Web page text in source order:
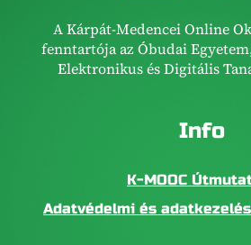
A Kárpát-Medencei Online
fenntartója az Óbudai
Elektronikus és Digitális
Info
K-MOOC
Adatvédelmi és